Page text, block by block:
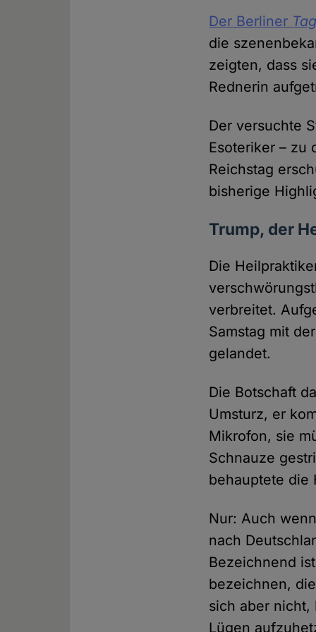
Der Berliner
die
zeigten, dass
Rednerin
Der versuchte
Esoteriker – zu
Reichstag
bisherige
Trump, der
Die
verbreitet.
Samstag mit
gelandet.
Die Botschaft
Umsturz, er
Mikrofon, sie
Schnauze
behauptete die
Nur: Auch
nach
Bezeichnend
bezeichnen,
sich aber nicht,
Lügen